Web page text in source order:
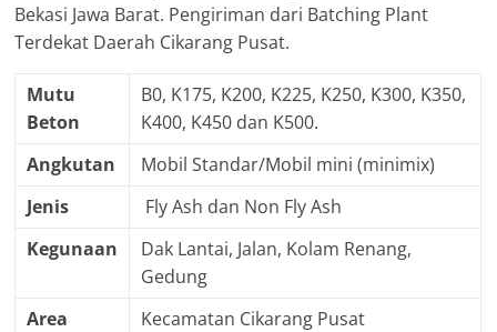
Bekasi Jawa Barat. Pengiriman dari Batching Plant
Terdekat Daerah Cikarang Pusat.
Mutu
Beton
B0, K175, K200, K225, K250, K300, K350,
K400, K450 dan K500.
Angkutan
Mobil Standar/Mobil mini (minimix)
Jenis
Fly Ash dan Non Fly Ash
Kegunaan
Dak Lantai, Jalan, Kolam Renang,
Gedung
Area
Kecamatan Cikarang Pusat